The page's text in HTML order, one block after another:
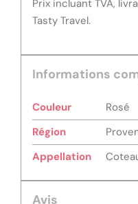
Prix incluant TVA,
Tasty Travel.
Informations
Couleur
Rosé
Région
Appellation
Avis